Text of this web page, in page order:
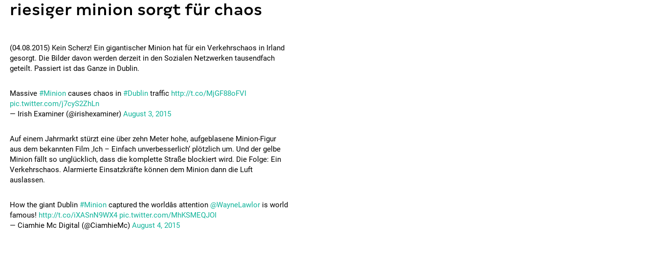
riesiger minion sorgt für chaos
(04.08.2015) Kein Scherz! Ein gigantischer Minion hat für ein Verkehrschaos in Irland
gesorgt. Die Bilder davon werden derzeit in den Sozialen Netzwerken tausendfach
geteilt. Passiert ist das Ganze in Dublin.
Massive #Minion causes chaos in #Dublin traffic http://t.co/MjGF88oFVI
pic.twitter.com/j7cyS2ZhLn
— Irish Examiner (@irishexaminer) August 3, 2015
Auf einem Jahrmarkt stürzt eine über zehn Meter hohe, aufgeblasene Minion-Figur
aus dem bekannten Film ‚Ich – Einfach unverbesserlich‘ plötzlich um. Und der gelbe
Minion fällt so unglücklich, dass die komplette Straße blockiert wird. Die Folge: Ein
Verkehrschaos. Alarmierte Einsatzkräfte können dem Minion dann die Luft
auslassen.
How the giant Dublin #Minion captured the worldâs attention @WayneLawlor is world
famous! http://t.co/iXASnN9WX4 pic.twitter.com/MhKSMEQJOI
— Ciamhie Mc Digital (@CiamhieMc) August 4, 2015